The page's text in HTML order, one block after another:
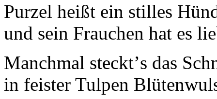
Purzel heißt ein stilles
und sein Frauchen hat es
Manchmal stecktʼs das
in feister Tulpen